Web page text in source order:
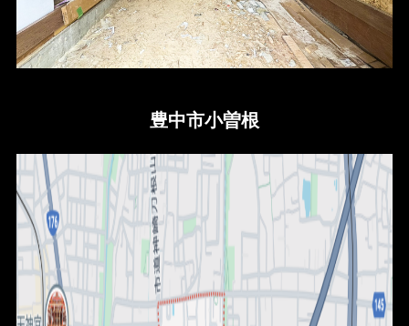
豊中市小曽根